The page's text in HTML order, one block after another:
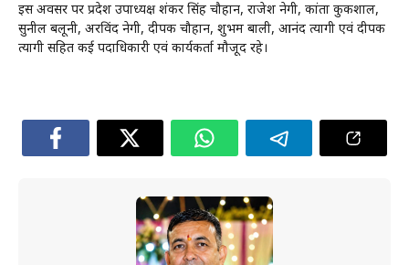
इस अवसर पर प्रदेश उपाध्यक्ष शंकर सिंह चौहान, राजेश नेगी, कांता कुकशाल,
सुनील बलूनी, अरविंद नेगी, दीपक चौहान, शुभम बाली, आनंद त्यागी एवं दीपक
त्यागी सहित कई पदाधिकारी एवं कार्यकर्ता मौजूद रहे।